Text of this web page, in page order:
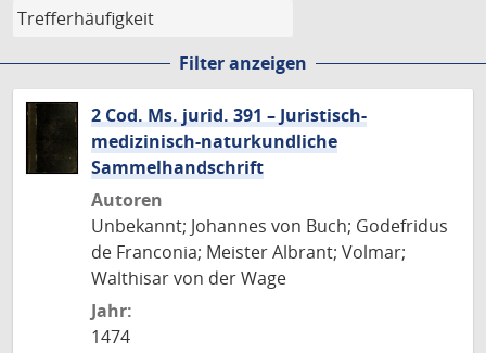
Filter anzeigen
2 Cod. Ms. jurid. 391 – Juristisch-
medizinisch-naturkundliche
Sammelhandschrift
Autoren
Unbekannt; Johannes von Buch; Godefridus
de Franconia; Meister Albrant; Volmar;
Walthisar von der Wage
Jahr:
1474